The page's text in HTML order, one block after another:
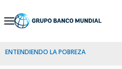
Skip
Navigation
ENTENDIENDO LA POBREZA